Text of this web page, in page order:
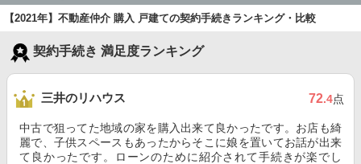
【2021年】不動産仲介 購入 戸建ての契約手続きランキング・比較
契約手続き 満足度ランキング
三井のリハウス 72.4点
中古で狙ってた地域の家を購入出来て良かったです。お店も綺
麗で、子供スペースもあったからそこに娘を置いてお話が出来
て良かったです。ローンのために紹介されて手続きが楽でし